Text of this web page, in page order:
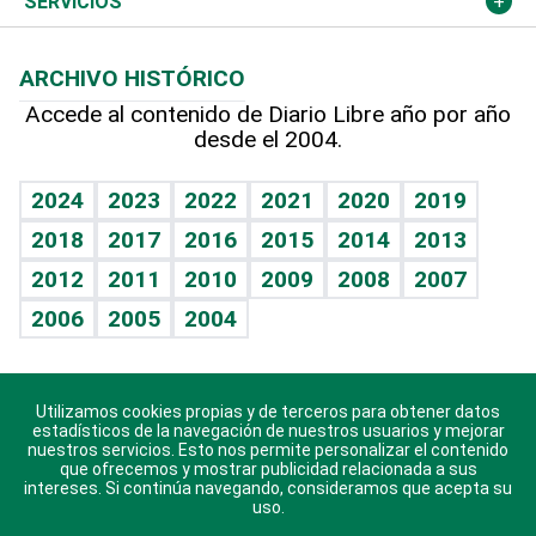
Hablando con el pediatra
Vida y familia
Eñe
Celebrando la vida
Sin complejos
En pocas palabras
Escuchando al corazón
Economía Personal
Línea de hit
TBT Deportivo
Hecho en casa
Guía del dinero
Cumpleaños
Horóscopos
Crucigramas
ARCHIVO HISTÓRICO
Accede al contenido de Diario Libre año por año
desde el 2004.
2024 2023 2022 2021 2020
2019
2018
2017 2016 2015 2014
2013
2012
2011 2010 2009 2008
2007
2006
2005 2004
Descarga nuestras aplicaciones para Android, iOS y
sistema Huawei.
Utilizamos cookies propias y de terceros para obtener datos
estadísticos de la navegación de nuestros usuarios y mejorar
nuestros servicios. Esto nos permite personalizar el contenido
que ofrecemos y mostrar publicidad relacionada a sus
intereses. Si continúa navegando, consideramos que acepta su
uso.